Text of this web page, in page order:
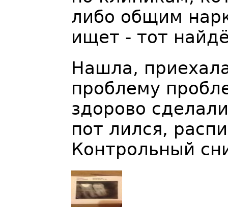
либо общим
ищет - тот
Нашла,
проблему
здорово
пот лился,
Контрольный